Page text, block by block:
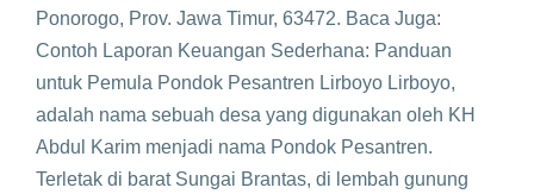
Ponorogo, Prov. Jawa Timur, 63472. Baca Juga:
Contoh Laporan Keuangan Sederhana: Panduan
untuk Pemula Pondok Pesantren Lirboyo Lirboyo,
adalah nama sebuah desa yang digunakan oleh KH
Abdul Karim menjadi nama Pondok Pesantren.
Terletak di barat Sungai Brantas, di lembah gunung